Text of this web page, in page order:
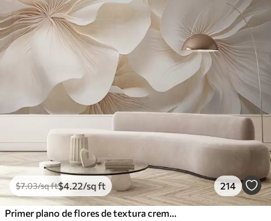
$7.03/sq ft$4.22/sq ft 214